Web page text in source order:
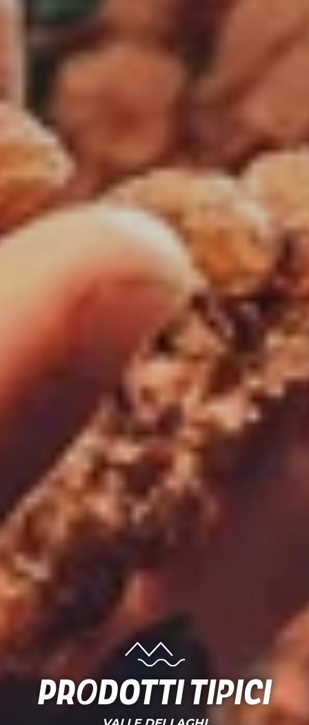
Prodotti tipici